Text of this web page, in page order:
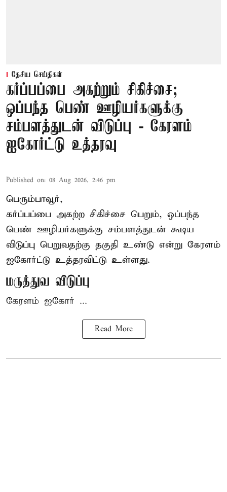
தேசிய செய்திகள்
கர்ப்பப்பை அகற்றும் சிகிச்சை;
ஒப்பந்த பெண் ஊழியர்களுக்கு
சம்பளத்துடன் விடுப்பு - கேரளம்
ஐகோர்ட்டு உத்தரவு
Published on: 08 Aug 2026, 2:46 pm
பெரும்பாவூர்,
கர்ப்பப்பை அகற்ற சிகிச்சை பெறும், ஒப்பந்த
பெண் ஊழியர்களுக்கு சம்பளத்துடன் கூடிய
விடுப்பு பெறுவதற்கு தகுதி உண்டு என்று கேரளம்
ஐகோர்ட்டு உத்தரவிட்டு உள்ளது.
மருத்துவ விடுப்பு
கேரளம் ஐகோர் ...
Read More